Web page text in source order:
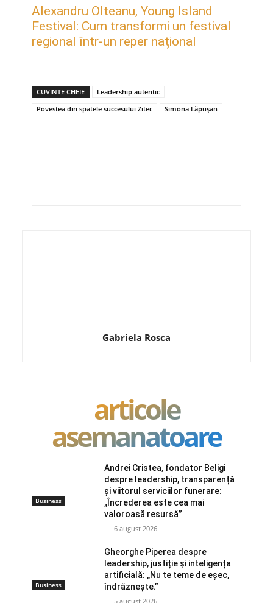
Alexandru Olteanu, Young Island
Festival: Cum transformi un festival
regional într-un reper național
CUVINTE CHEIE
Leadership autentic
Povestea din spatele succesului Zitec
Simona Lăpușan
Gabriela Rosca
articole
asemanatoare
Business
Andrei Cristea, fondator Beligi
despre leadership, transparență
și viitorul serviciilor funerare:
„Încrederea este cea mai
valoroasă resursă”
6 august 2026
Business
Gheorghe Piperea despre
leadership, justiție și inteligența
artificială: „Nu te teme de eșec,
îndrăznește.”
5 august 2026